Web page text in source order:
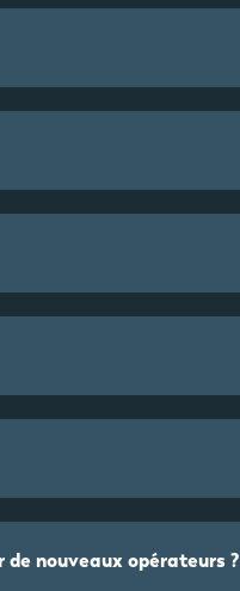
nouveaux opérateurs ?